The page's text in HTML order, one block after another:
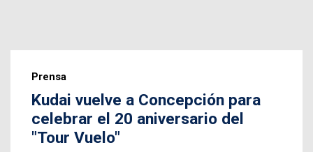
Prensa
Kudai vuelve a Concepción para
celebrar el 20 aniversario del
"Tour Vuelo"